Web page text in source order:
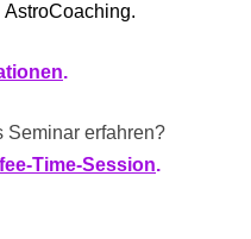
.
Seminar erfahren?
Time-Session.